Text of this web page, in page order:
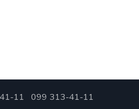
11 099 313-41-11